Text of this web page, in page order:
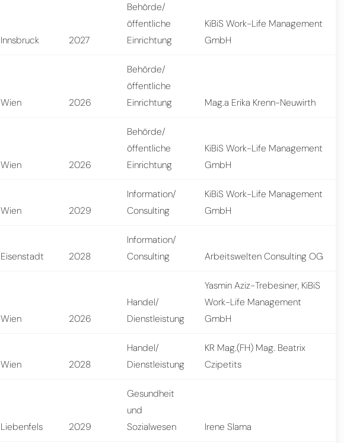
Innsbruck 2027
Behörde/
öffentliche
Einrichtung
KiBiS Work-Life Management
GmbH
Wien 2026
Behörde/
öffentliche
Einrichtung
Mag.a Erika Krenn-Neuwirth
Wien 2026
Behörde/
öffentliche
Einrichtung
KiBiS Work-Life Management
GmbH
Wien 2029
Information/
Consulting
KiBiS Work-Life Management
GmbH
Eisenstadt 2028
Information/
Consulting
Arbeitswelten Consulting OG
Wien 2026
Handel/
Dienstleistung
Yasmin Aziz-Trebesiner, KiBiS
Work-Life Management
GmbH
Wien 2028
Handel/
Dienstleistung
KR Mag.(FH) Mag. Beatrix
Czipetits
Liebenfels 2029
Gesundheit
und
Sozialwesen
Irene Slama